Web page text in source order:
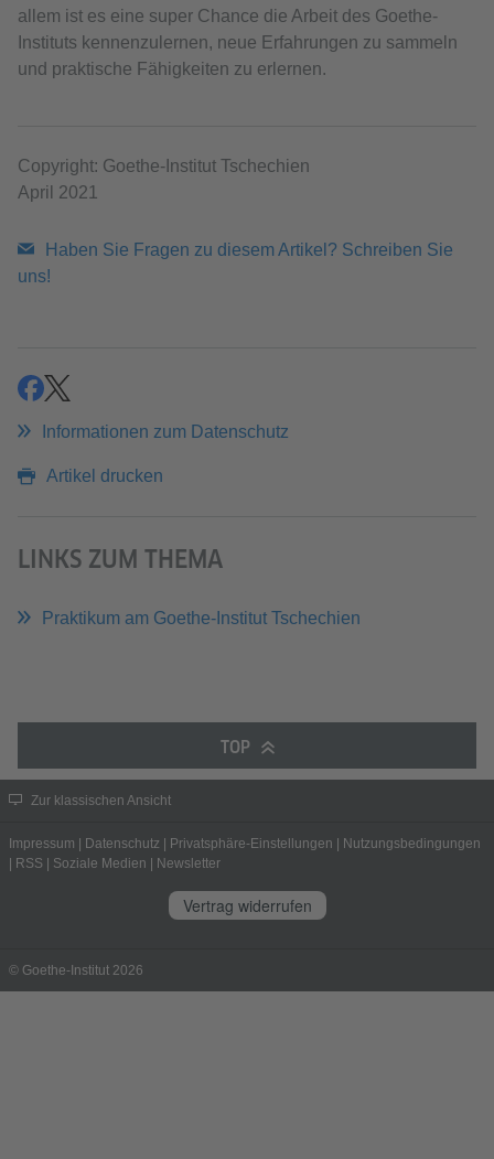
allem ist es eine super Chance die Arbeit des Goethe-
Instituts kennenzulernen, neue Erfahrungen zu sammeln
und praktische Fähigkeiten zu erlernen.
Copyright: Goethe-Institut Tschechien
April 2021
Haben Sie Fragen zu diesem Artikel? Schreiben Sie
uns!
teilenteilen
Informationen zum Datenschutz
Artikel drucken
LINKS ZUM THEMA
Praktikum am Goethe-Institut Tschechien
TOP
Zur klassischen Ansicht
Impressum Datenschutz Privatsphäre-Einstellungen
Nutzungsbedingungen
RSS Soziale Medien Newsletter
Vertrag widerrufen
© Goethe-Institut 2026